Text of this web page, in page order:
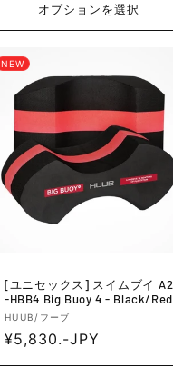
格
オプションを選択
NEW
[ユニセックス] スイムブイ A2
-HBB4 Big Buoy 4 - Black/Red
販
売
HUUB/フーブ
通
常
¥5,830.-JPY